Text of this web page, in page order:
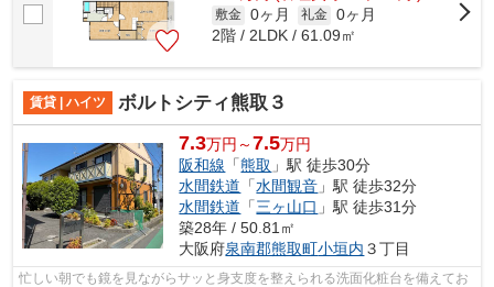
敷金 0ヶ月 礼金 0ヶ月
2階 / 2LDK / 61.09㎡
賃貸 | ハイツ ボルトシティ熊取３
7.3万円～7.5万円
阪和線 「熊取 」駅 徒歩30分
水間鉄道 「水間観音 」駅 徒歩32分
水間鉄道 「三ヶ山口 」駅 徒歩31分
築28年 / 50.81㎡
大阪府泉南郡熊取町小垣内 ３丁目
忙しい朝でも鏡を見ながらサッと身支度を整えられる洗面化粧台を備えてお